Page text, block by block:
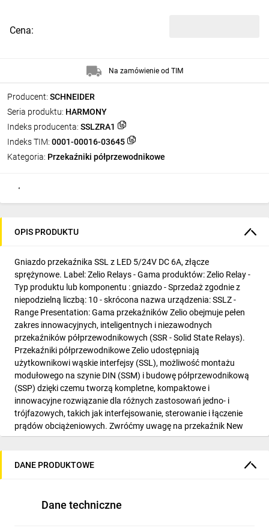
Producent: SCHNEIDER
Seria produktu: HARMONY
Indeks producenta: SSLZRA1
Indeks TIM: 0001-00016-03645
Kategoria: Przekaźniki półprzewodnikowe
Cena:
Na zamówienie od TIM
OPIS PRODUKTU
Gniazdo przekaźnika SSL z LED 5/24V DC 6A, złącze
sprężynowe. Label: Zelio Relays - Gama produktów: Zelio Relay -
Typ produktu lub komponentu : gniazdo - Sprzedaż zgodnie z
niepodzielną liczbą: 10 - skrócona nazwa urządzenia: SSLZ -
Range Presentation: Gama przekaźników Zelio obejmuje pełen
zakres innowacyjnych, inteligentnych i niezawodnych
przekaźników półprzewodnikowych (SSR - Solid State Relays).
Przekaźniki półprzewodnikowe Zelio udostępniają
użytkownikowi wąskie interfejsy (SSL), możliwość montażu
modułowego na szynie DIN (SSM) i budowę półprzewodnikową
(SSP) dzięki czemu tworzą kompletne, kompaktowe i
innowacyjne rozwiązanie dla różnych zastosowań jedno- i
trójfazowych, takich jak interfejsowanie, sterowanie i łączenie
prądów obciążeniowych. Zwróćmy uwagę na przekaźnik New
Zelio SSP1 i SSP1.S z inteligentnymi funkcjami diagnostycznymi:
„teleskopowym” zaciskom śrubowym. Funkcja diagnostyczna
czas przestojów i co tym samym wpływa na niezawodność
DANE PRODUKTOWE
Dane techniczne